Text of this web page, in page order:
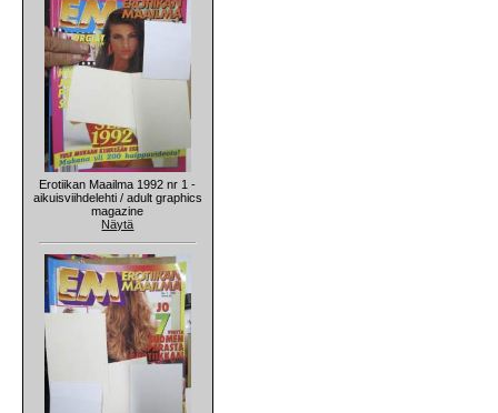
Erotiikan Maailma 1992 nr 1 -
aikuisviihdelehti / adult graphics
magazine
Näytä